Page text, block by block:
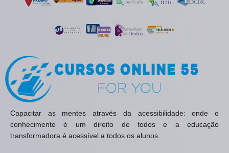
Capacitar as mentes através da acessibilidade: onde o
conhecimento é um direito de todos e a educação
transformadora é acessível a todos os alunos.